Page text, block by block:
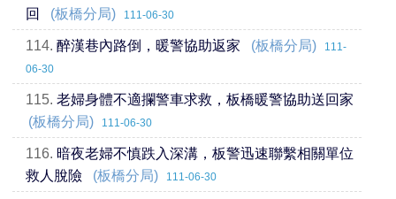
回
(板橋分局) 111-06-30
114. 醉漢巷內路倒，暖警協助返家 (板橋分局)
111-
06-30
115. 老婦身體不適攔警車求救，板橋暖警協助送回家
(板橋分局)
111-06-30
116. 暗夜老婦不慎跌入深溝，板警迅速聯繫相關單位
救人脫險
(板橋分局) 111-06-30